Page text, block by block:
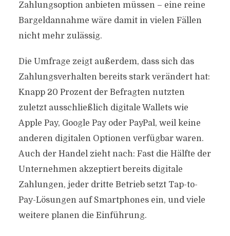
Zahlungsoption anbieten müssen – eine reine
Bargeldannahme wäre damit in vielen Fällen
nicht mehr zulässig.
Die Umfrage zeigt außerdem, dass sich das
Zahlungsverhalten bereits stark verändert hat:
Knapp 20 Prozent der Befragten nutzten
zuletzt ausschließlich digitale Wallets wie
Apple Pay, Google Pay oder PayPal, weil keine
anderen digitalen Optionen verfügbar waren.
Auch der Handel zieht nach: Fast die Hälfte der
Unternehmen akzeptiert bereits digitale
Zahlungen, jeder dritte Betrieb setzt Tap-to-
Pay-Lösungen auf Smartphones ein, und viele
weitere planen die Einführung.